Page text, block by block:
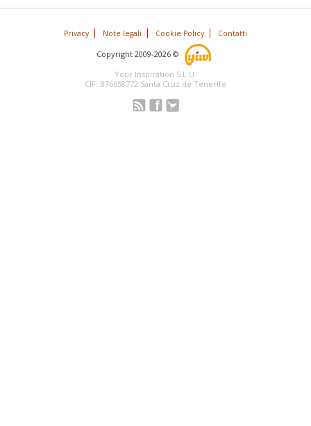
Privacy Note legali Cookie Policy Contatti
Copyright 2009-2026 ©
Your Inspiration S.L.U.
CIF: B76658772 Santa Cruz de Tenerife
Segui YIW anche su
Seguici su Twitter